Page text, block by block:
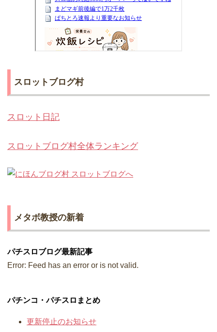
スロットブログ村
スロット日記
スロットブログ村全体ランキング
メタボ教授の新着
パチスロブログ最新記事
Error: Feed has an error or is not valid.
パチンコ・パチスロまとめ
更新停止のお知らせ